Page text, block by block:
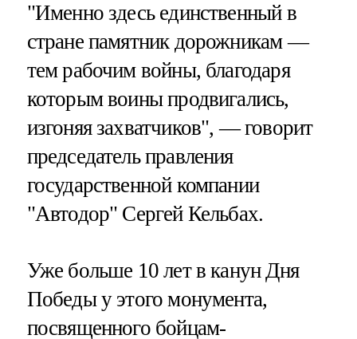
"Именно здесь единственный в
стране памятник дорожникам —
тем рабочим войны, благодаря
которым воины продвигались,
изгоняя захватчиков", — говорит
председатель правления
государственной компании
"Автодор" Сергей Кельбах.
Уже больше 10 лет в канун Дня
Победы у этого монумента,
посвященного бойцам-